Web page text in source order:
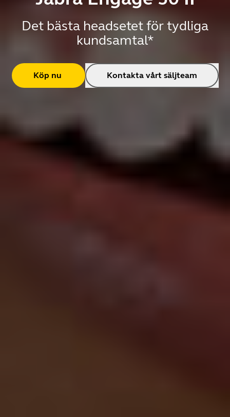
Det bästa headsetet för tydliga
kundsamtal*
Köp nu Kontakta vårt säljteam